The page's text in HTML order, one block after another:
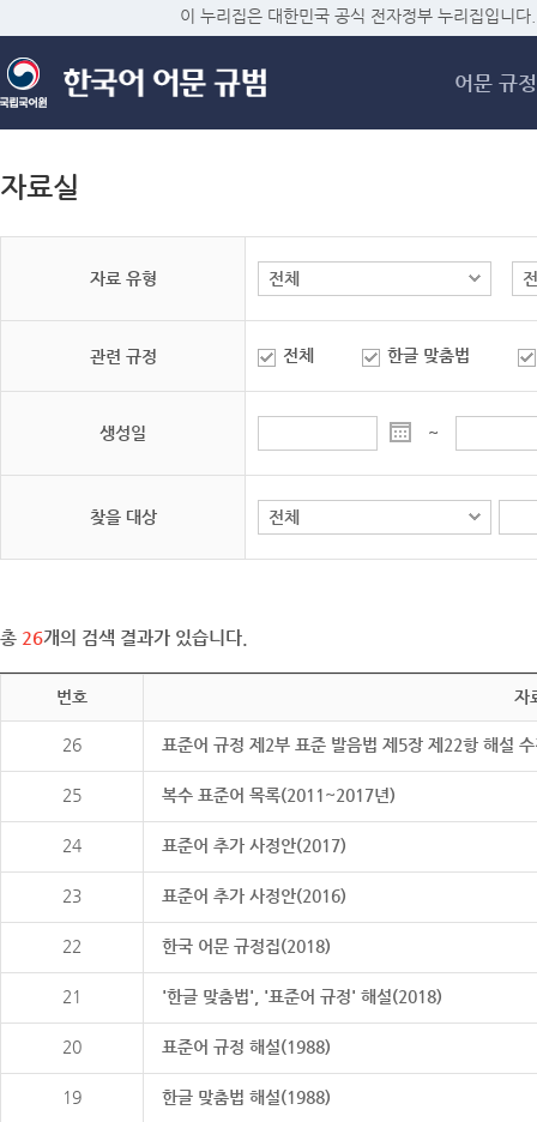
메
이 누리집은 대한민국 공식 전자정부 누리집입니다.
어문 규정
자료실
자료 유형
관련 규정 전체 한글 맞춤법
생성일 ~
찾을 대상
총 26개의 검색 결과가 있습니다.
번호 자
26 표준어 규정 제2부 표준 발음법 제5장 제22항 해설
25 복수 표준어 목록(2011~2017년)
24 표준어 추가 사정안(2017)
23 표준어 추가 사정안(2016)
22 한국 어문 규정집(2018)
21 '한글 맞춤법', '표준어 규정' 해설(2018)
20 표준어 규정 해설(1988)
19 한글 맞춤법 해설(1988)